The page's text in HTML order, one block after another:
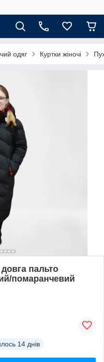
одяг Куртки жіночі
пальто
помаранчевий
14 днів